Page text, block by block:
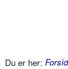
Du er her: